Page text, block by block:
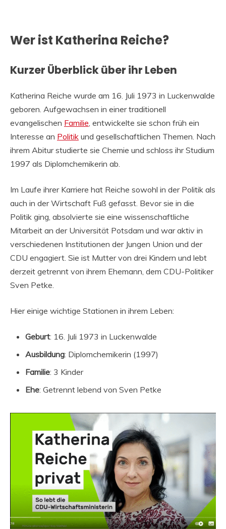
Wer ist Katherina Reiche?
Kurzer Überblick über ihr Leben
Katherina Reiche wurde am 16. Juli 1973 in Luckenwalde
geboren. Aufgewachsen in einer traditionell
evangelischen Familie, entwickelte sie schon früh ein
Interesse an Politik und gesellschaftlichen Themen. Nach
ihrem Abitur studierte sie Chemie und schloss ihr Studium
1997 als Diplomchemikerin ab.
Im Laufe ihrer Karriere hat Reiche sowohl in der Politik als
auch in der Wirtschaft Fuß gefasst. Bevor sie in die
Politik ging, absolvierte sie eine wissenschaftliche
Mitarbeit an der Universität Potsdam und war aktiv in
verschiedenen Institutionen der Jungen Union und der
CDU engagiert. Sie ist Mutter von drei Kindern und lebt
derzeit getrennt von ihrem Ehemann, dem CDU-Politiker
Sven Petke.
Hier einige wichtige Stationen in ihrem Leben:
Geburt: 16. Juli 1973 in Luckenwalde
Ausbildung: Diplomchemikerin (1997)
Familie: 3 Kinder
Ehe: Getrennt lebend von Sven Petke